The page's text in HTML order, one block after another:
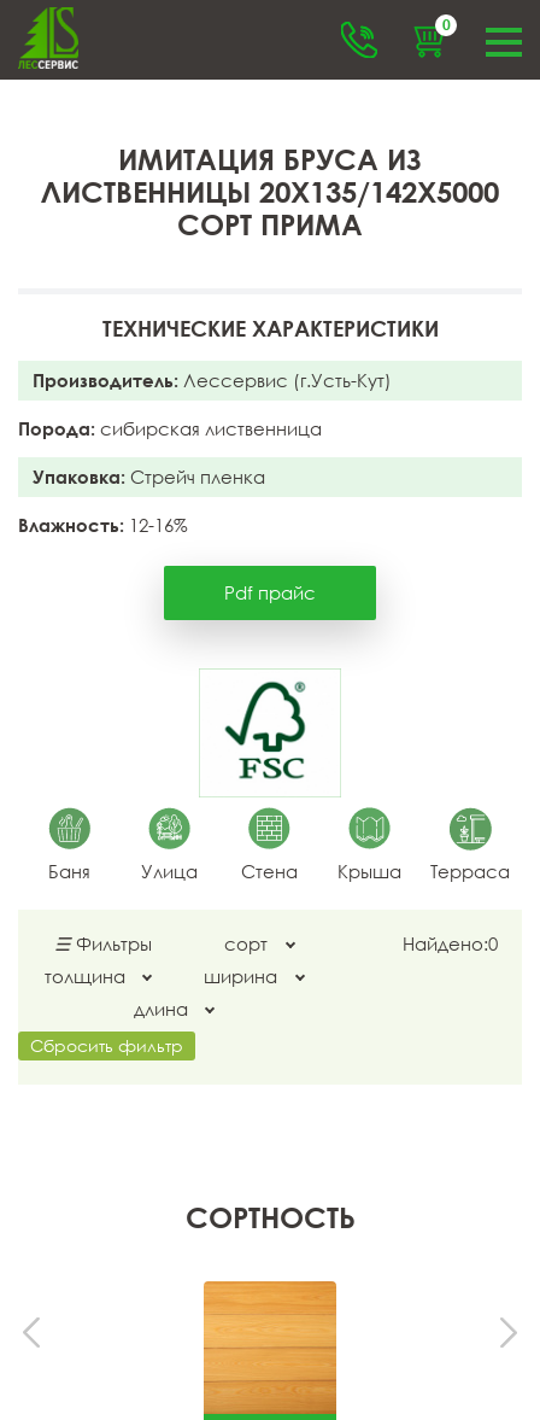
0
ИМИТАЦИЯ БРУСА ИЗ
ЛИСТВЕННИЦЫ 20X135/142X5000
СОРТ ПРИМА
ТЕХНИЧЕСКИЕ ХАРАКТЕРИСТИКИ
Производитель: Лессервис (г.Усть-Кут)
Порода: сибирская лиственница
Упаковка: Стрейч пленка
Влажность: 12-16%
Pdf прайс
Баня Улица Стена Крыша Терраса
☰ Фильтры
сорт
толщина
ширина
длина
Найдено:0
Сбросить фильтр
СОРТНОСТЬ